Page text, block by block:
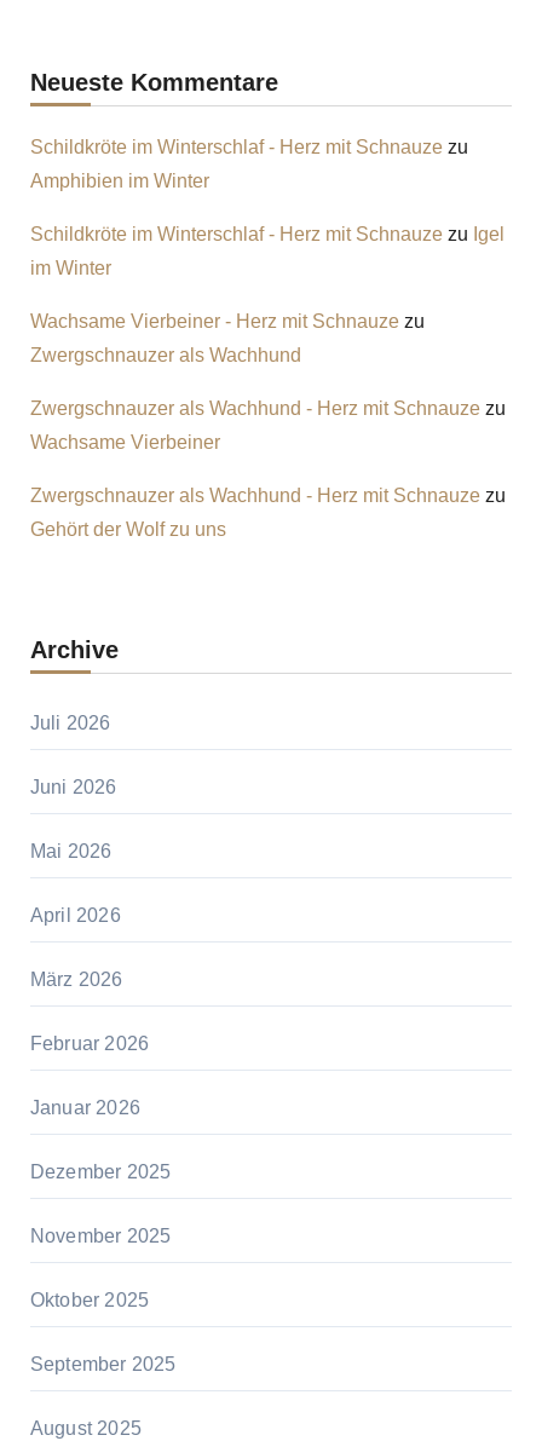
Neueste Kommentare
Schildkröte im Winterschlaf - Herz mit Schnauzezu
Amphibien im Winter
Schildkröte im Winterschlaf - Herz mit Schnauzezu Igel
im Winter
Wachsame Vierbeiner - Herz mit Schnauzezu
Zwergschnauzer als Wachhund
Zwergschnauzer als Wachhund - Herz mit Schnauzezu
Wachsame Vierbeiner
Zwergschnauzer als Wachhund - Herz mit Schnauzezu
Gehört der Wolf zu uns
Archive
Juli 2026
Juni 2026
Mai 2026
April 2026
März 2026
Februar 2026
Januar 2026
Dezember 2025
November 2025
Oktober 2025
September 2025
August 2025